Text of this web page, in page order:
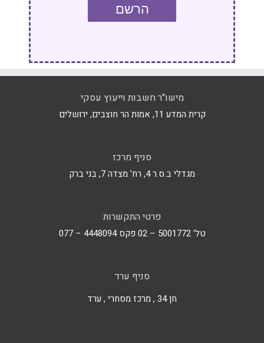
הרשם
מישו"ר חשבות וייעוץ עסקי
קרית המדע 11, אמות הר חוצבים, ירושלים
סניף מרכז
מגדלי ב.ס.ר 4, רח' מצדה 7, בני ברק
פרטי התקשרות
טל' 5001772 – 02 פקס 4448094 – 077
סניף ערד
חן 34 , מרכז מסחרי , ערד